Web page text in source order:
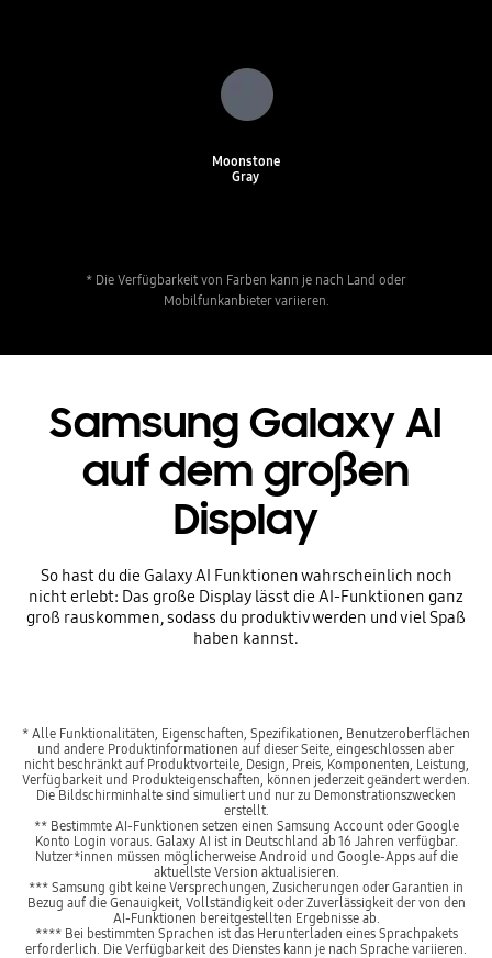
Moonstone
Gray
* Die Verfügbarkeit von Farben kann je nach Land oder
Mobilfunkanbieter variieren.
Samsung Galaxy AI
auf dem großen
Display
So hast du die Galaxy AI Funktionen wahrscheinlich noch
nicht erlebt: Das große Display lässt die AI-Funktionen ganz
groß rauskommen, sodass du produktiv werden und viel Spaß
haben kannst.
* Alle Funktionalitäten, Eigenschaften, Spezifikationen, Benutzeroberflächen
und andere Produktinformationen auf dieser Seite, eingeschlossen aber
nicht beschränkt auf Produktvorteile, Design, Preis, Komponenten, Leistung,
Verfügbarkeit und Produkteigenschaften, können jederzeit geändert werden.
Die Bildschirminhalte sind simuliert und nur zu Demonstrationszwecken
erstellt.
** Bestimmte AI-Funktionen setzen einen Samsung Account oder Google
Konto Login voraus. Galaxy AI ist in Deutschland ab 16 Jahren verfügbar.
Nutzer*innen müssen möglicherweise Android und Google-Apps auf die
aktuellste Version aktualisieren.
*** Samsung gibt keine Versprechungen, Zusicherungen oder Garantien in
Bezug auf die Genauigkeit, Vollständigkeit oder Zuverlässigkeit der von den
AI-Funktionen bereitgestellten Ergebnisse ab.
**** Bei bestimmten Sprachen ist das Herunterladen eines Sprachpakets
erforderlich. Die Verfügbarkeit des Dienstes kann je nach Sprache variieren.